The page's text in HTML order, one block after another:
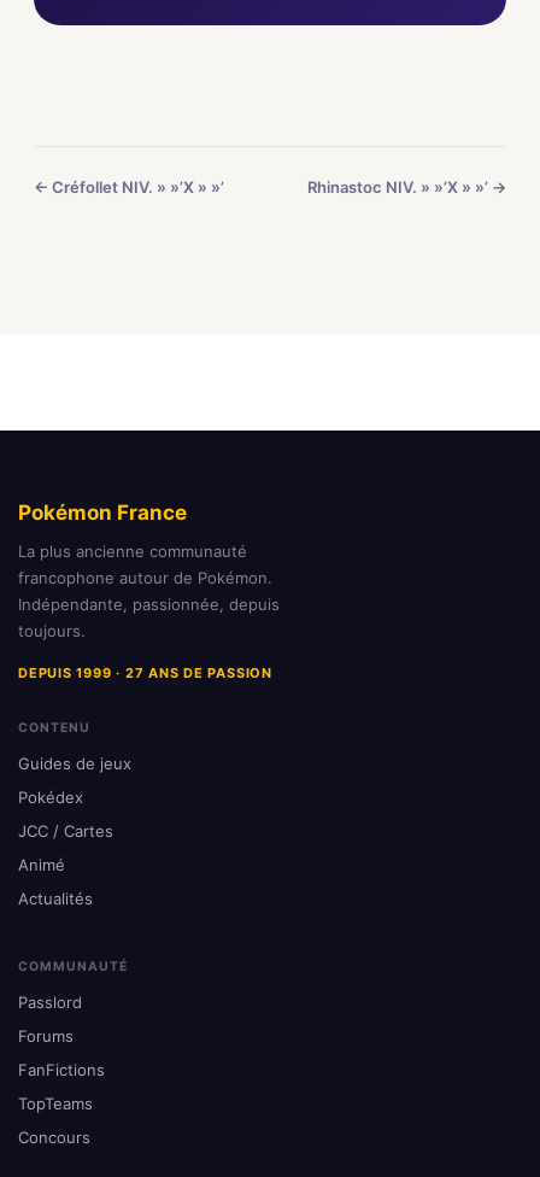
← Créfollet NIV. » »’X » »’ Rhinastoc NIV. » »’X » »’ →
Pokémon France
La plus ancienne communauté
francophone autour de Pokémon.
Indépendante, passionnée, depuis
toujours.
DEPUIS 1999 · 27 ANS DE PASSION
CONTENU
Guides de jeux
Pokédex
JCC / Cartes
Animé
Actualités
COMMUNAUTÉ
Passlord
Forums
FanFictions
TopTeams
Concours